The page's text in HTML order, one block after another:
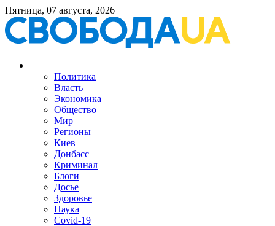
Пятница, 07 августа, 2026
Политика
Власть
Экономика
Общество
Мир
Регионы
Киев
Донбасс
Криминал
Блоги
Досье
Здоровье
Наука
Covid-19